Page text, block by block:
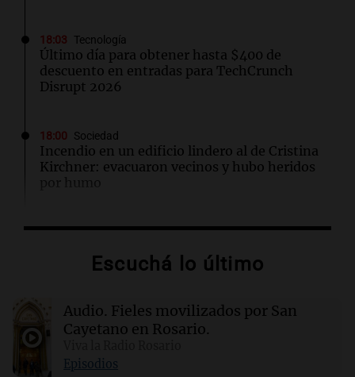
18:03 Tecnología
Último día para obtener hasta $400 de
descuento en entradas para TechCrunch
Disrupt 2026
18:00 Sociedad
Incendio en un edificio lindero al de Cristina
Kirchner: evacuaron vecinos y hubo heridos
18:00 Viva la Radio Rosario
Cayetano: "Siempre nos ayuda"
18:00 Sociedad
Quiniela vespertina: conocé los números
ganadores de hoy viernes 7 de agosto.
Escuchá lo último
Audio. Fieles movilizados por San
Cayetano en Rosario.
Episodios